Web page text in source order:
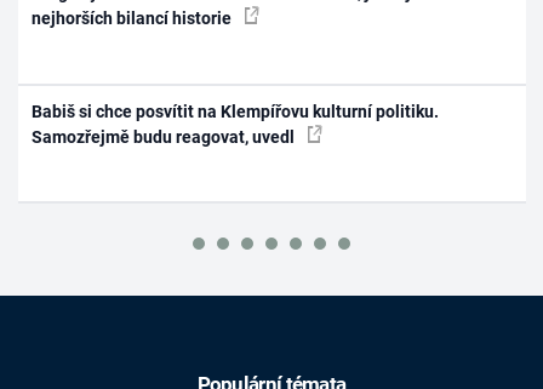
nejhorších bilancí historie
Babiš si chce posvítit na Klempířovu kulturní politiku.
Samozřejmě budu reagovat, uvedl
Populární témata